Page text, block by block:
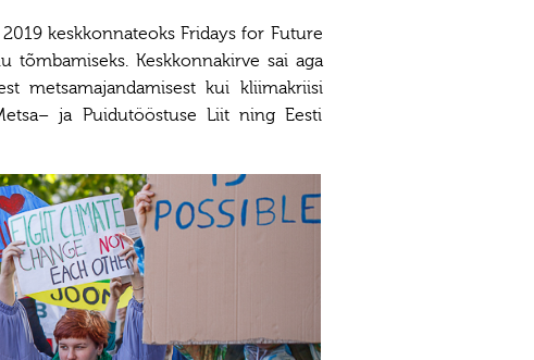
keskkonnateoks Fridays for Future
tõmbamiseks. Keskkonnakirve sai aga
metsamajandamisest kui kliimakriisi
ja Puidutööstuse Liit ning Eesti